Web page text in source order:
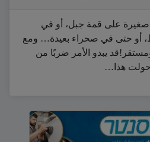
على قمة جبل، أو في
أو حتى في صحراء بعيدة… ومع
يبدو الأمر ضربًا من
حولت هذا…